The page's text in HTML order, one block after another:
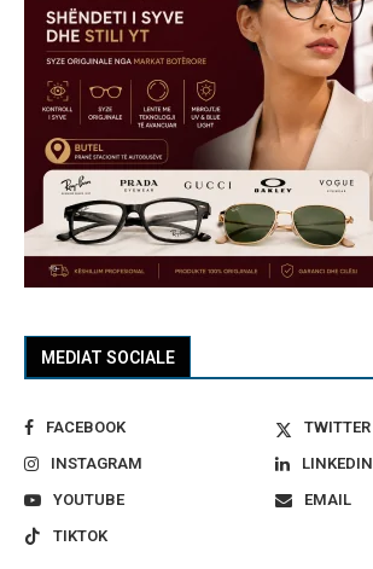
MEDIAT SOCIALE
FACEBOOK
TWITTER
INSTAGRAM
LINKEDIN
YOUTUBE
EMAIL
TIKTOK